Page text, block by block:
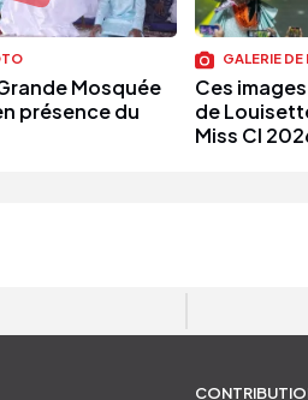
Mosquée
présence du
GALERIE
Ces
de
Miss CI